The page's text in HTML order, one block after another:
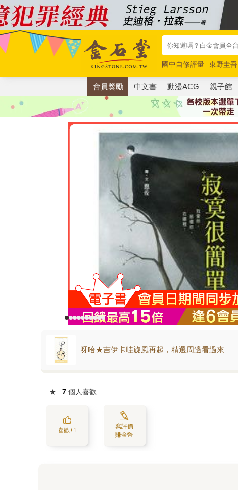
國中自修評量 東野圭吾
唯紅花綻放
奧德賽 路
會員獎勵 中文書 動漫ACG 親子館
呀哈★吉伊卡哇旋風再起，精選周邊看過來
★ 7 個人喜歡
喜歡+1
寫評價
賺金幣